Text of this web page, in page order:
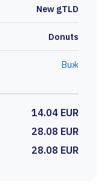
New gTLD
Donuts
Виж
14.04 EUR
28.08 EUR
28.08 EUR